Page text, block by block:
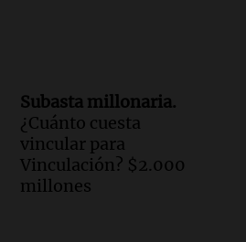
Subasta millonaria.
¿Cuánto cuesta
vincular para
Vinculación? $2.000
millones